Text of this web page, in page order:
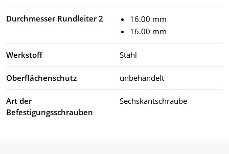
Durchmesser Rundleiter 2
16.00 mm
16.00 mm
Werkstoff Stahl
Oberflächenschutz unbehandelt
Art der
Befestigungsschrauben
Sechskantschraube